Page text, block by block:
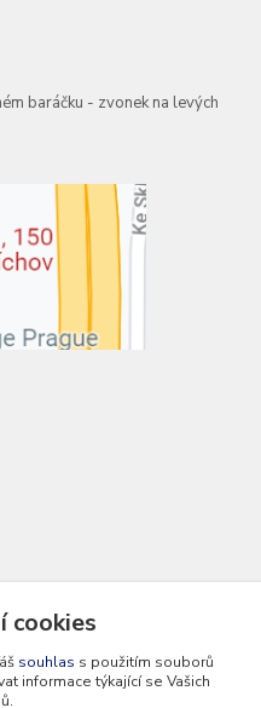
baráčku - zvonek na levých
cookies
souhlas s použitím souborů
informace týkající se Vašich